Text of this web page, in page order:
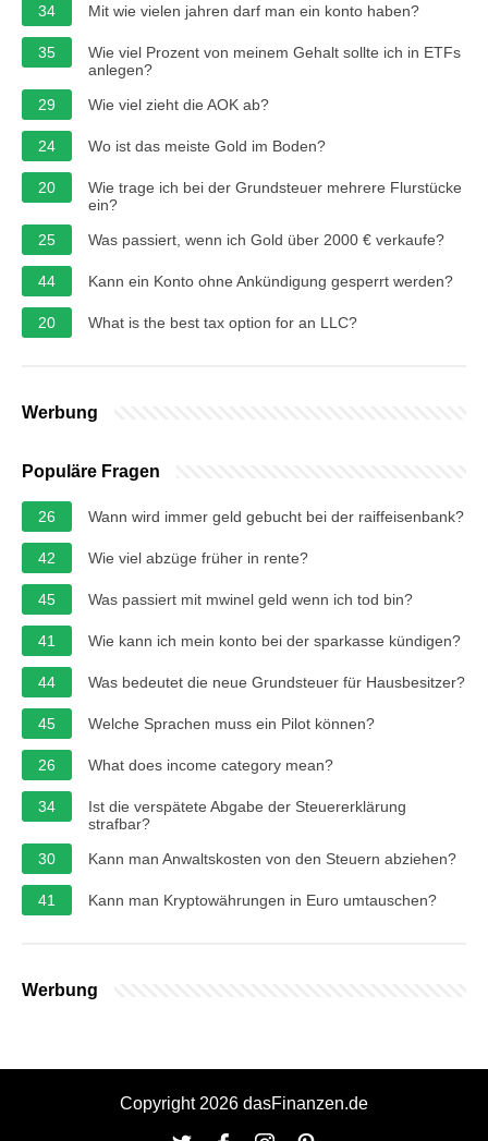
34 Mit wie vielen jahren darf man ein konto haben?
35
Wie viel Prozent von meinem Gehalt sollte ich in ETFs
anlegen?
29
Wie viel zieht die AOK ab?
24 Wo ist das meiste Gold im Boden?
20
Wie trage ich bei der Grundsteuer mehrere Flurstücke
ein?
25
Was passiert, wenn ich Gold über 2000 € verkaufe?
44 Kann ein Konto ohne Ankündigung gesperrt werden?
20 What is the best tax option for an LLC?
Werbung
Populäre Fragen
26 Wann wird immer geld gebucht bei der raiffeisenbank?
42 Wie viel abzüge früher in rente?
45 Was passiert mit mwinel geld wenn ich tod bin?
41 Wie kann ich mein konto bei der sparkasse kündigen?
44 Was bedeutet die neue Grundsteuer für Hausbesitzer?
45 Welche Sprachen muss ein Pilot können?
26 What does income category mean?
34
Ist die verspätete Abgabe der Steuererklärung
strafbar?
30
Kann man Anwaltskosten von den Steuern abziehen?
41 Kann man Kryptowährungen in Euro umtauschen?
Werbung
Copyright 2026 dasFinanzen.de